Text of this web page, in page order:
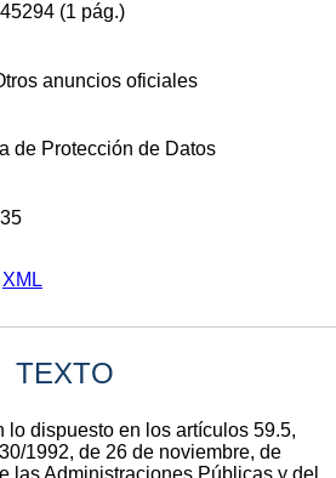
(1 pág.)
anuncios oficiales
de Protección de Datos
XML
TEXTO
lo dispuesto en los artículos 59.5,
1992, de 26 de noviembre, de
las Administraciones Públicas y del